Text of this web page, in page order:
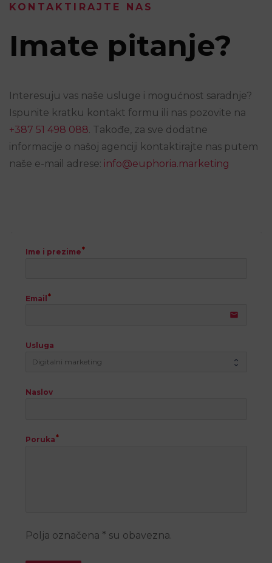
KONTAKTIRAJTE NAS
Imate pitanje?
Interesuju vas naše usluge i mogućnost saradnje?
Ispunite kratku kontakt formu ili nas pozovite na
+387 51 498 088. Takođe, za sve dodatne
informacije o našoj agenciji kontaktirajte nas putem
naše e-mail adrese: info@euphoria.marketing
Ime i prezime
Email
email
Usluga
Naslov
Poruka
Polja označena * su obavezna.